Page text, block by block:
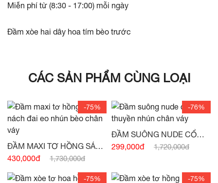
Miễn phí từ (8:30 - 17:00) mỗi ngày
Đầm xòe hai dây hoa tím bèo trước
CÁC SẢN PHẨM CÙNG LOẠI
-75%
ĐẦM MAXI TƠ HỒNG SÁT
NÁCH ĐAI EO NHÚN BÈO
430,000đ 1,730,000đ
-76%
ĐẦM SUÔNG NUDE CỔ
THUYỀN NHÚN CHÂN VÁY
299,000đ 1,720,000đ
-75% -75%